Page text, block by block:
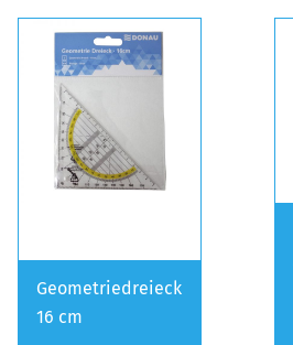
Geometriedreieck
16 cm